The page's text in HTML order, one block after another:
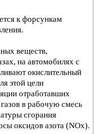
к форсункам
веществ,
на автомобилях с
окислительный
этой цели
отработавших
в рабочую смесь
сгорания
оксидов азота (NOx).